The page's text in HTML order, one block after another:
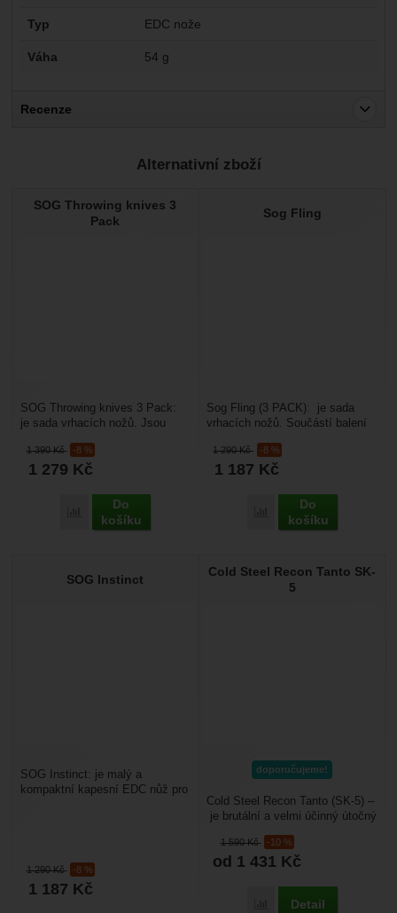
Typ EDC nože
Váha 54 g
Recenze
Nebyla přidána žádná recenze.
Alternativní zboží
SOG Throwing knives 3
Pack
1 390Kč -8 %
1 279 Kč
Porovnat
Do
košíku
SOG Throwing knives 3 Pack:
je sada vrhacích nožů. Jsou
mimořádně odolné...
Sog Fling
1 290Kč -8 %
1 187 Kč
Porovnat
Do
košíku
Sog Fling (3 PACK): je sada
vrhacích nožů. Součástí balení
nylonové...
SOG Instinct
1 290Kč -8 %
1 187 Kč
SOG Instinct: je malý a
kompaktní kapesní EDC nůž pro
Cold Steel Recon Tanto SK-
5
doporučujeme!
1 590Kč -10 %
od 1 431 Kč
Porovnat
Detail
Cold Steel Recon Tanto (SK-5) –
je brutální a velmi účinný útočný
vlastnostech...